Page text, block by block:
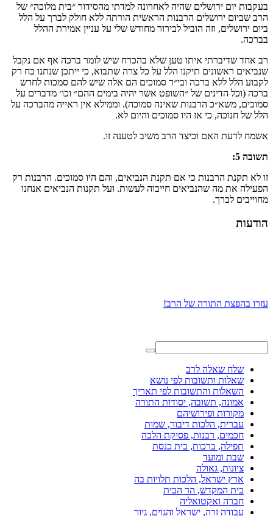
בעקבות יום ירושלים שהיה לאחרונה למדתי מהסידור ״בית מלוכה״ של
הרב שביום ירושלים הרבנות הראשית הורתה ללא חולק לברך על הלל
ביום ירושלים, וזה הוביל לבירור מחודש שלי על עניין אמירת ההלל
בברכה.
רב אחד שדיברתי איתו טען שלא בהכרח שיש לומר ברכה אף אם נקבל
שנביאים ראשונים תיקנו הלל על כל צרה שתבוא, כי ייתכן שנתנו כח רק
לקבוע הלל ללא ברכה ובי״ד סמוכים הם אלה שיש להם סמכות לחדש
ברכה (וכל הדינים של ״השופט אשר יהיה בימים ההם״ וכו׳ מדברים על
סמוכים, משא״כ הרבנות שאינה סמוכה). וממילא אין ראייה מהברכה על
הלל של חנוכה, כי אז היו סמוכים והיום לא.
אשמח לדעת האם וכיצד הרב משיב לטענה זו.
תשובה 5:
זו לא תקנת הרבנות כי אם תקנת הנביאים, והם היו סמוכים. הרבנות רק
הפעילה את מה שהנביאים חייבוה לעשות. ועל תקנות הנביאים אנחנו
מחוייבים לברך.
הודעות
עזרו בהפצת התורה של הרב!
שלח שאלה לרב
שאלות ותשובות לפי נושא
השאלות והתשובות לפי תאריך
אמונה, תשובה, יסודות התורה
מקורות ופירושיהם
עברית, הלכות דיבור, שמות
חכמים, רבנות, פסיקת הלכה
תפילה, ברכות, בית כנסת
שבת ומועד
ציונות, גאולה
ארץ ישראל, הלכות תלויות בה
בית המקדש, הר הבית
חברה ואקטואליה
עבודה זרה, ישראל והגוים, גיור